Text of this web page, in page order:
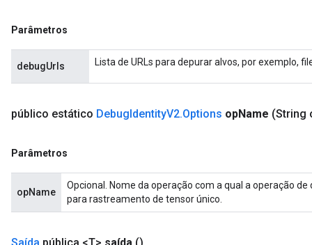
Parâmetros
debugUrls Lista de URLs para depurar alvos, por exemplo,
público estático DebugIdentityV2.Options opName (String
Parâmetros
opName
Opcional. Nome da operação com a qual a operação
para rastreamento de tensor único.